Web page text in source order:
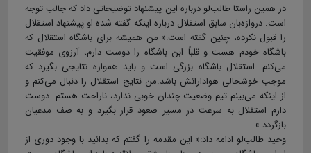
در همین راستا طالب‌لو درباره این پیشنهاد توضیحاتی داد که جالب توجه
است. دروازه‌بان سابق استقلال درباره اینکه گفته شده او پیشنهاد استقلال
را قبول نکرده، چنین گفته است:« من همیشه برای باشگاه استقلال که
باشگاه خودم هست و قلباً ابن باشگاه را دوست دارم، آرزوی موفقیت
می‌کنم. استقلال باشگاه بزرگی است و باید همواره نتایجی بگیرد که
موجب خوشحالی هوادارانش باشد.من نتایج استقلال را دنبال می‌کنم و
از اینکه می‌بینم تیم وضعیت چندان خوبی ندارد، ناراحت هستم. دوست
دارم استقلال به سرعت در مسیر صعود قرار بگیرد و به صف مدعیان
بازگردد.»
وحید طالب‌لو ادامه داد:« این مقدمه را گفتم که بدانید با وجود دوری از